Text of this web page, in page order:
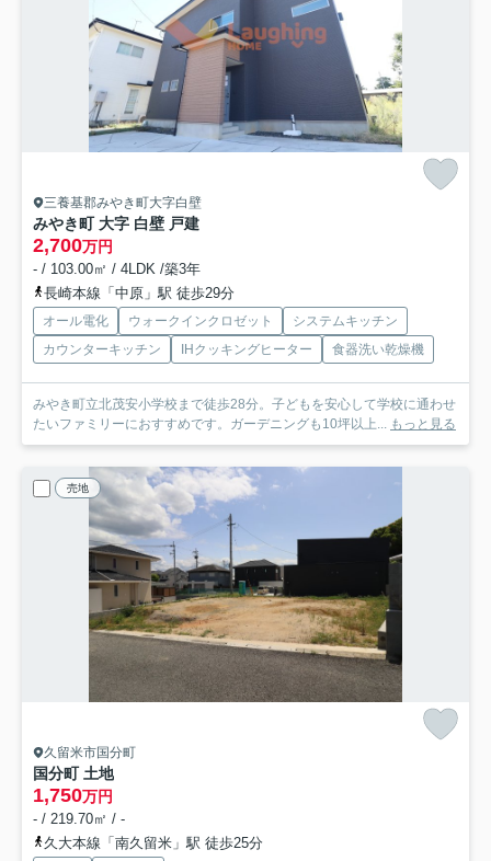
三養基郡みやき町大字白壁
みやき町 大字 白壁 戸建
2,700万円
- / 103.00㎡ / 4LDK /築3年
長崎本線「中原」駅 徒歩29分
オール電化 ウォークインクロゼット
システムキッチン
カウンターキッチン
IHクッキングヒーター 食器洗い乾燥機
みやき町立北茂安小学校まで徒歩28分。子どもを安心して学校に通わせ
たいファミリーにおすすめです。ガーデニングも10坪以上... もっと見る
売地
久留米市国分町
国分町 土地
1,750万円
- / 219.70㎡ / -
久大本線「南久留米」駅 徒歩25分